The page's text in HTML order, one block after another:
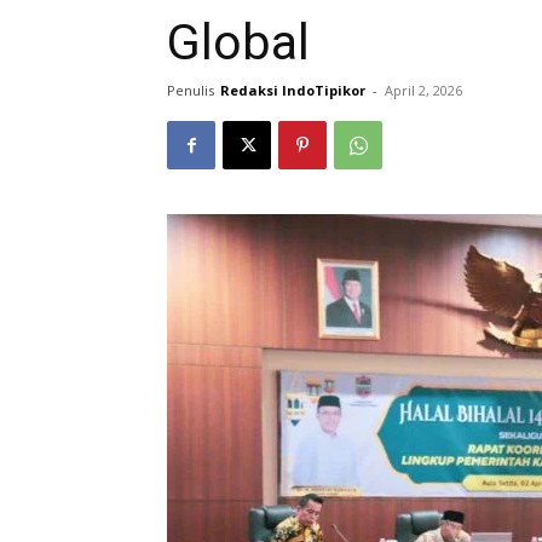
Global
Penulis Redaksi IndoTipikor - April 2, 2026